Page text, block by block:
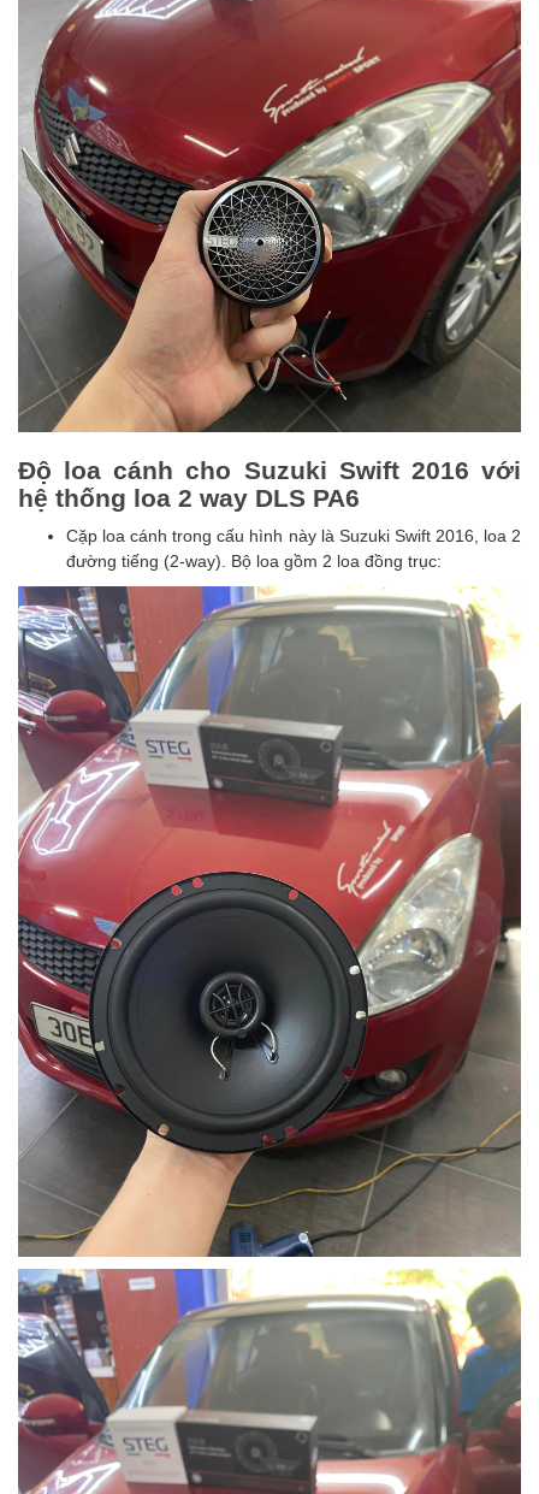
Độ loa cánh cho Suzuki Swift 2016với
hệ thống loa 2 way DLS PA6
Cặp loa cánh trong cấu hình này là Suzuki Swift 2016, loa 2
đường tiếng (2-way). Bộ loa gồm 2 loa đồng trục: